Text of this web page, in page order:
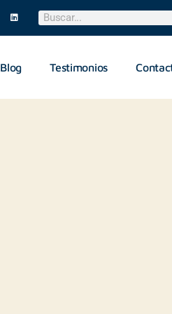
Blog Testimonios